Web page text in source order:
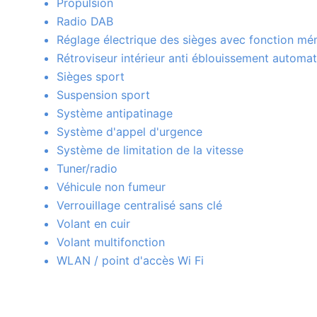
Radio DAB
Réglage électrique des sièges avec fonction
Rétroviseur intérieur anti éblouissement
Sièges sport
Suspension sport
Système antipatinage
Système d'appel d'urgence
Système de limitation de la vitesse
Tuner/radio
Véhicule non fumeur
Verrouillage centralisé sans clé
Volant en cuir
Volant multifonction
WLAN / point d'accès Wi Fi